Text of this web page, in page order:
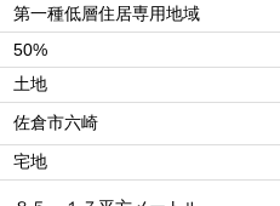
第一種低層住居専用地域
50%
土地
佐倉市六崎
宅地